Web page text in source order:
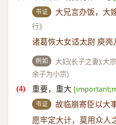
书证 大兄言办饭，大
行》
诸葛恢大女适太尉 庾亮
例如
大妇(长子之妻);大
余子为小宗)
重要，重大
书证 故临崩寄臣以大
愿牢定大计，莫用众人